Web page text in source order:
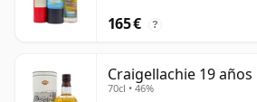
165 € ?
Craigellachie 19 años
70cl • 46%